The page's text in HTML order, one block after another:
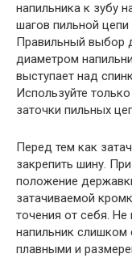
напильника к зубу
шагов пильной
Правильный выбор
диаметром
выступает над
Используйте
заточки пильных
Перед тем как
закрепить шину.
положение
затачиваемой
точения от себя.
напильник
плавными и